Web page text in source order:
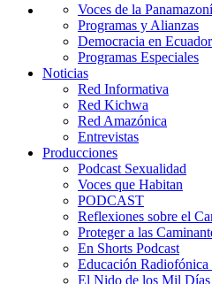
Voces de la
Programas y Alianzas
Democracia en Ecuador
Programas Especiales
Noticias
Red Informativa
Red Kichwa
Red Amazónica
Entrevistas
Producciones
Podcast Sexualidad
Voces que Habitan
PODCAST
Reflexiones sobre el
Proteger a las
En Shorts Podcast
Educación
El Nido de los Mil Días